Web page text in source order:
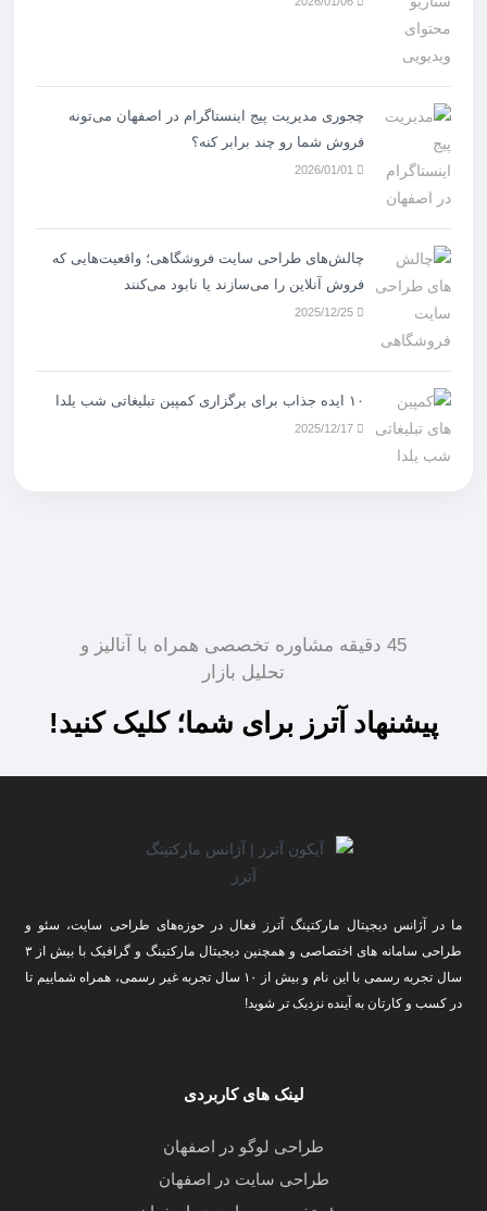
چجوری مدیریت پیج اینستاگرام در اصفهان می‌تونه
فروش شما رو چند برابر کنه؟
چالش‌های طراحی سایت فروشگاهی؛ واقعیت‌هایی که
فروش آنلاین را می‌سازند یا نابود می‌کنند
۱۰ ایده جذاب برای برگزاری کمپین تبلیغاتی شب یلدا
45 دقیقه مشاوره تخصصی همراه با آنالیز و
تحلیل بازار
پیشنهاد آترز برای شما؛ کلیک کنید!
ما درآژانس دیجیتال مارکتینگ آترز
فعال در حوزه‌های طراحی سایت، سئو و
طراحی سامانه های اختصاصی و همچنین دیجیتال مارکتینگ و گرافیک با بیش از ۳
سال تجربه رسمی با این نام و بیش از ۱۰ سال تجربه غیر رسمی، همراه شماییم تا
در کسب و کارتان به آینده نزدیک تر شوید!
لینک های کاربردی
طراحی لوگو در اصفهان
طراحی سایت در اصفهان